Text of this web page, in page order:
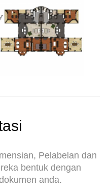
Pelabelan dan
bentuk dengan
anda.